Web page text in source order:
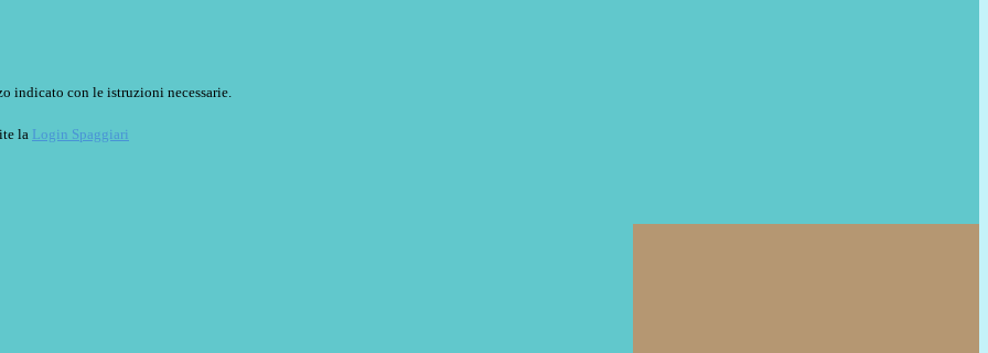
indicato con le istruzioni necessarie.
la Login Spaggiari